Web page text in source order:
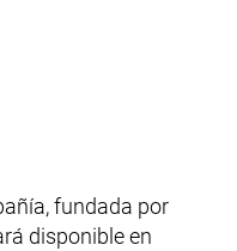
fundada por
disponible en